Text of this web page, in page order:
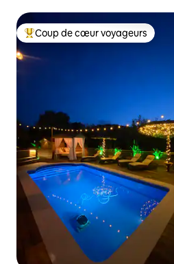
Coups de cœur voyageurs les
Coup de cœur voyageurs